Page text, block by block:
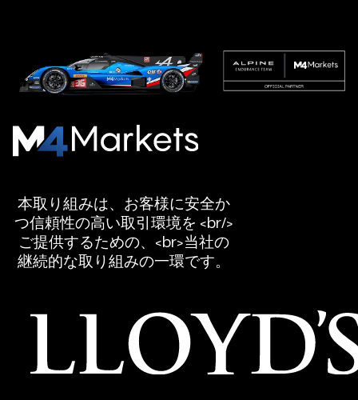
M4Markets
制
さ
れ
取
引
ブ
本取り組みは、お客様に安全か
つ信頼性の高い取引環境を <br/>
ご提供するための、<br>当社の
継続的な取り組みの一環です。